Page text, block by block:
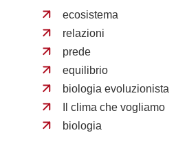
ecosistema
relazioni
prede
equilibrio
biologia evoluzionista
Il clima che vogliamo
biologia